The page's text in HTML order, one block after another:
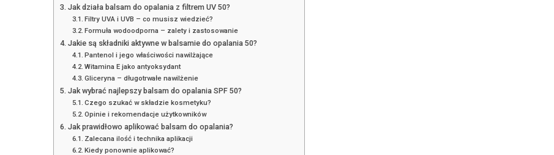
Jak działa balsam do opalania z filtrem UV 50?
Filtry UVA i UVB – co musisz wiedzieć?
Formuła wodoodporna – zalety i zastosowanie
Jakie są składniki aktywne w balsamie do opalania 50?
Pantenol i jego właściwości nawilżające
Witamina E jako antyoksydant
Gliceryna – długotrwałe nawilżenie
Jak wybrać najlepszy balsam do opalania SPF 50?
Czego szukać w składzie kosmetyku?
Opinie i rekomendacje użytkowników
Jak prawidłowo aplikować balsam do opalania?
Zalecana ilość i technika aplikacji
Kiedy ponownie aplikować?